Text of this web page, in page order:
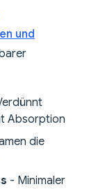
und
Absorption
die
- Minimaler